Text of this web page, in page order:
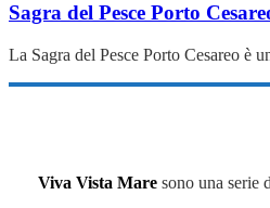
Sagra del Pesce Porto
La Sagra del Pesce Porto Cesareo è
Viva Vista Maresono una serie